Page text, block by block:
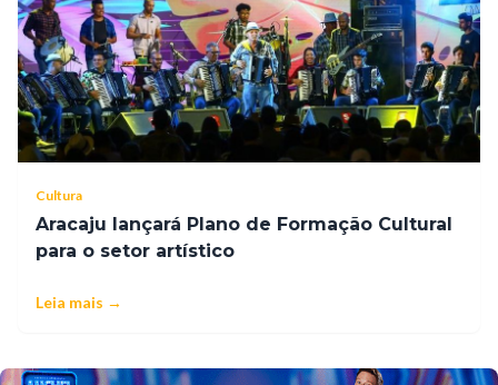
Cultura
Aracaju lançará Plano de Formação Cultural
para o setor artístico
Leia mais →